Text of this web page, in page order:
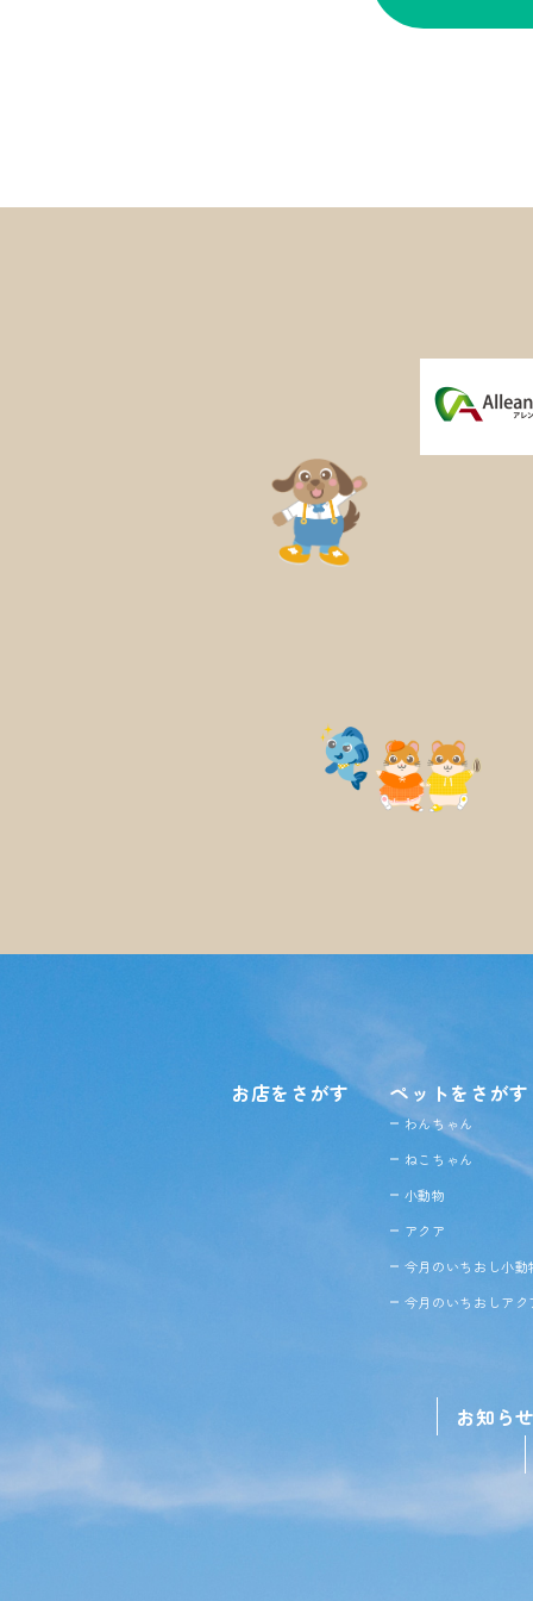
お店をさがす ペットをさがす
わんちゃん
ねこちゃん
小動物
アクア
今月のいちおし小動
今月のいちおしアク
お知ら